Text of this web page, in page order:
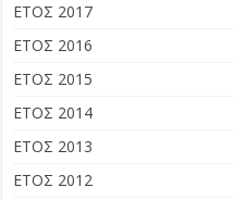
ΕΤΟΣ 2017
ΕΤΟΣ 2016
ΕΤΟΣ 2015
ΕΤΟΣ 2014
ΕΤΟΣ 2013
ΕΤΟΣ 2012